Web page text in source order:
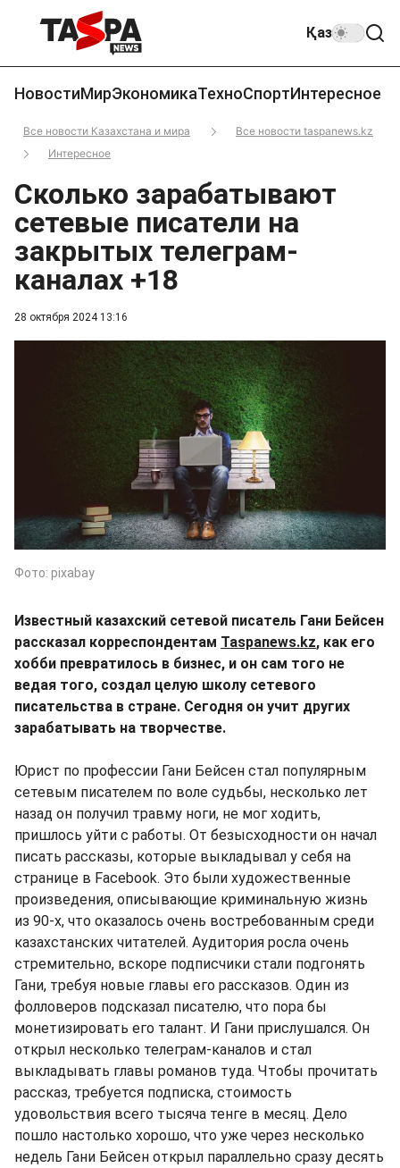
Қаз
НовостиМирЭкономикаТехноСпортИнтересное
Все новости Казахстана и мира
Все новости taspanews.kz
Интересное
28 октября 2024 13:16
Сколько зарабатывают
сетевые писатели на
закрытых телеграм-
каналах +18
Фото: pixabay
Известный казахский сетевой писатель Гани Бейсен
рассказал корреспондентам Taspanews.kz, как его
хобби превратилось в бизнес, и он сам того не
ведая того, создал целую школу сетевого
писательства в стране. Сегодня он учит других
зарабатывать на творчестве.
Юрист по профессии Гани Бейсен стал популярным
сетевым писателем по воле судьбы, несколько лет
назад он получил травму ноги, не мог ходить,
пришлось уйти с работы. От безысходности он начал
писать рассказы, которые выкладывал у себя на
странице в Facebook. Это были художественные
произведения, описывающие криминальную жизнь
из 90-х, что оказалось очень востребованным среди
казахстанских читателей. Аудитория росла очень
стремительно, вскоре подписчики стали подгонять
Гани, требуя новые главы его рассказов. Один из
фолловеров подсказал писателю, что пора бы
монетизировать его талант. И Гани прислушался. Он
открыл несколько телеграм-каналов и стал
выкладывать главы романов туда. Чтобы прочитать
рассказ, требуется подписка, стоимость
удовольствия всего тысяча тенге в месяц. Дело
пошло настолько хорошо, что уже через несколько
недель Гани Бейсен открыл параллельно сразу десять